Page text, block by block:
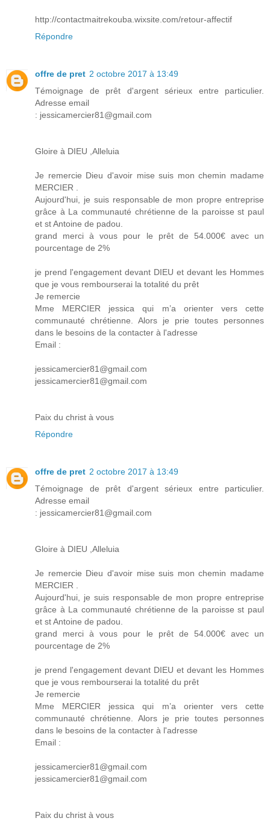
http://contactmaitrekouba.wixsite.com/retour-affectif
Répondre
offre de pret 2 octobre 2017 à 13:49
Témoignage de prêt d'argent sérieux entre particulier.
Adresse email
: jessicamercier81@gmail.com
Gloire à DIEU ,Alleluia
Je remercie Dieu d'avoir mise suis mon chemin madame
MERCIER .
Aujourd'hui, je suis responsable de mon propre entreprise
grâce à La communauté chrétienne de la paroisse st paul
et st Antoine de padou.
grand merci à vous pour le prêt de 54.000€ avec un
pourcentage de 2%
je prend l'engagement devant DIEU et devant les Hommes
que je vous rembourserai la totalité du prêt
Je remercie
Mme MERCIER jessica qui m’a orienter vers cette
communauté chrétienne. Alors je prie toutes personnes
dans le besoins de la contacter à l'adresse
Email :
jessicamercier81@gmail.com
jessicamercier81@gmail.com
Paix du christ à vous
Répondre
offre de pret 2 octobre 2017 à 13:49
Témoignage de prêt d'argent sérieux entre particulier.
Adresse email
: jessicamercier81@gmail.com
Gloire à DIEU ,Alleluia
Je remercie Dieu d'avoir mise suis mon chemin madame
MERCIER .
Aujourd'hui, je suis responsable de mon propre entreprise
grâce à La communauté chrétienne de la paroisse st paul
et st Antoine de padou.
grand merci à vous pour le prêt de 54.000€ avec un
pourcentage de 2%
je prend l'engagement devant DIEU et devant les Hommes
que je vous rembourserai la totalité du prêt
Je remercie
Mme MERCIER jessica qui m’a orienter vers cette
communauté chrétienne. Alors je prie toutes personnes
dans le besoins de la contacter à l'adresse
Email :
jessicamercier81@gmail.com
jessicamercier81@gmail.com
Paix du christ à vous